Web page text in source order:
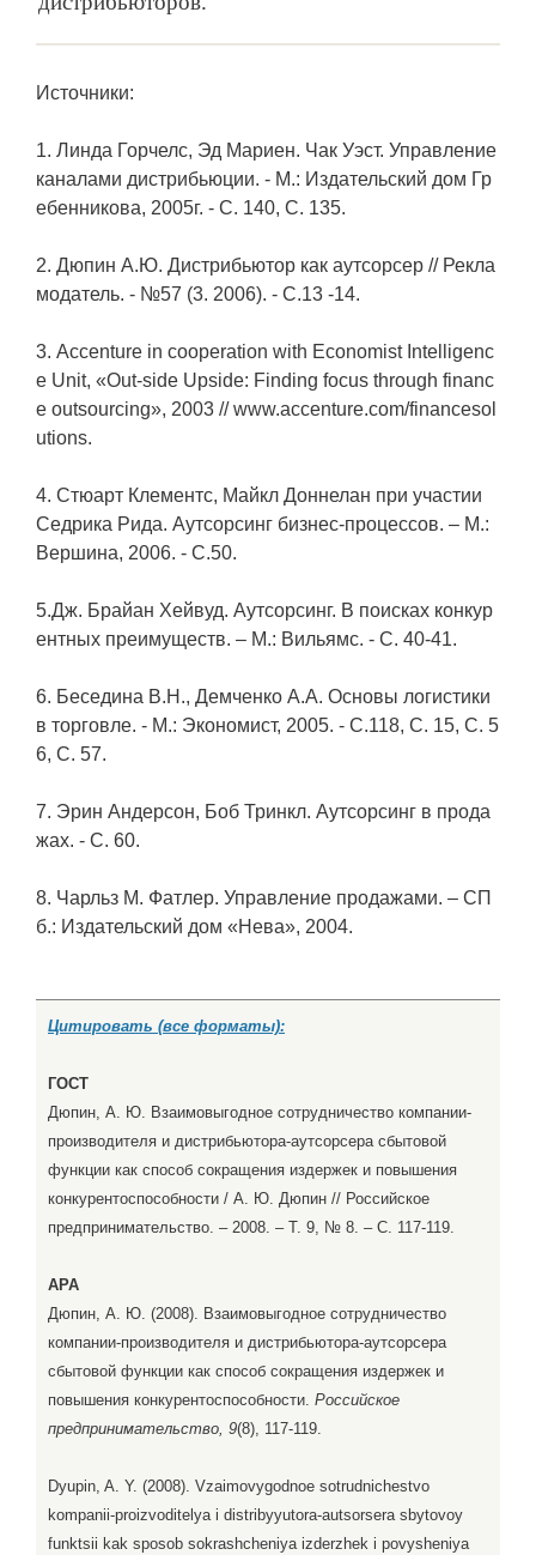
Источники:
1. Линда Горчелс, Эд Мариен. Чак Уэст. Управление
каналами дистрибьюции. - М.: Издательский дом Гр
ебенникова, 2005г. - C. 140, С. 135.
2. Дюпин А.Ю. Дистрибьютор как аутсорсер // Рекла
модатель. - №57 (3. 2006). - С.13 -14.
3. Accenture in cooperation with Economist Intelligenc
e Unit, «Out-side Upside: Finding focus through financ
e outsourcing», 2003 // www.accenture.com/financesol
utions.
4. Стюарт Клементс, Майкл Доннелан при участии
Седрика Рида. Аутсорсинг бизнес-процессов. – М.:
Вершина, 2006. - С.50.
5.Дж. Брайан Хейвуд. Аутсорсинг. В поисках конкур
ентных преимуществ. – М.: Вильямс. - С. 40-41.
6. Беседина В.Н., Демченко А.А. Основы логистики
в торговле. - М.: Экономист, 2005. - С.118, C. 15, С. 5
6, С. 57.
7. Эрин Андерсон, Боб Тринкл. Аутсорсинг в прода
жах. - C. 60.
8. Чарльз М. Фатлер. Управление продажами. – СП
б.: Издательский дом «Нева», 2004.
Цитировать (все форматы):
ГОСТ
Дюпин, А. Ю. Взаимовыгодное сотрудничество компании-
производителя и дистрибьютора-аутсорсера сбытовой
функции как способ сокращения издержек и повышения
конкурентоспособности / А. Ю. Дюпин // Российское
предпринимательство. – 2008. – Т. 9, № 8. – С. 117-119.
APA
Дюпин, А. Ю. (2008). Взаимовыгодное сотрудничество
компании-производителя и дистрибьютора-аутсорсера
сбытовой функции как способ сокращения издержек и
повышения конкурентоспособности. Российское
предпринимательство, 9(8), 117-119.
Dyupin, A. Y. (2008). Vzaimovygodnoe sotrudnichestvo
kompanii-proizvoditelya i distribyyutora-autsorsera sbytovoy
funktsii kak sposob sokrashcheniya izderzhek i povysheniya